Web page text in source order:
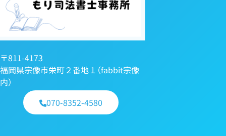
〒811-4173
福岡県宗像市栄町２番地１（fabbit宗像
内）
070-8352-4580